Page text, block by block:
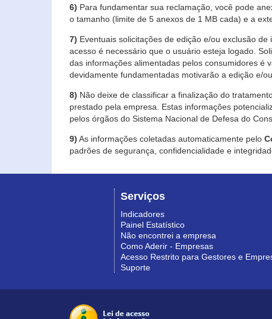
6) Para fundamentar sua reclamação, você pode
o tamanho (limite de 5 anexos de 1 MB cada) e a
7) Eventuais solicitações de edição e/ou exclusão
acesso é necessário que o usuário esteja logado.
das informações alimentadas pelos consumidores é
devidamente fundamentadas motivarão a edição e/
8) Não deixe de classificar a finalização do
prestado pela empresa. Estas informações
pelos órgãos do Sistema Nacional de Defesa do
9) As informações coletadas automaticamente pelo
padrões de segurança, confidencialidade e
Serviços
Indicadores
Painel Estatístico
Não encontrei a empresa
Como Aderir - Empresas
Acesso Restrito para Gestores e
Suporte